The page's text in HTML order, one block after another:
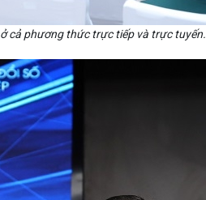
cả phương thức trực tiếp và trực tuyến.